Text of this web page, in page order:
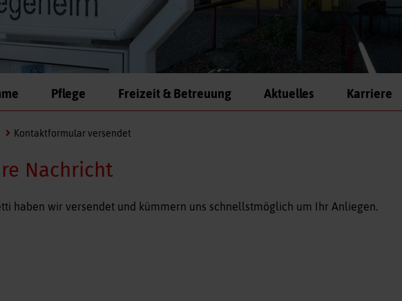
Pflege Freizeit & Betreuung Aktuelles Karriere
Kontaktformular versendet
Nachricht
haben wir versendet und kümmern uns schnellstmöglich um Ihr Anliegen.